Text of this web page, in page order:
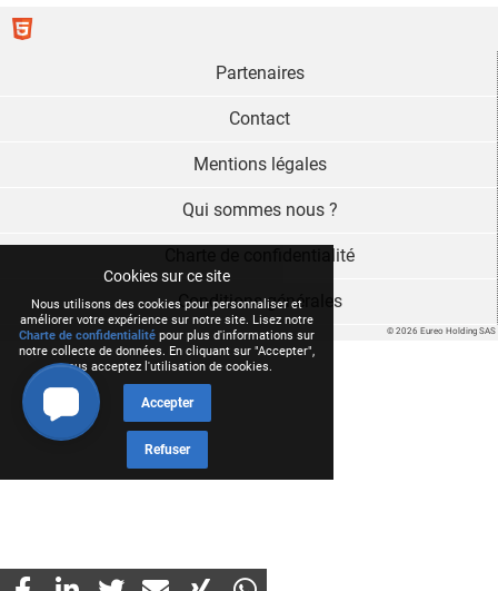
Cookies sur ce site
Nous utilisons des cookies pour personnaliser et
améliorer votre expérience sur notre site. Lisez notre
Charte de confidentialité pour plus d'informations sur
notre collecte de données. En cliquant sur "Accepter",
vous acceptez l'utilisation de cookies.
Accepter
Refuser
© 2026 Eureo Holding SAS
Partenaires
Contact
Mentions légales
Qui sommes nous ?
Charte de confidentialité
Conditions générales